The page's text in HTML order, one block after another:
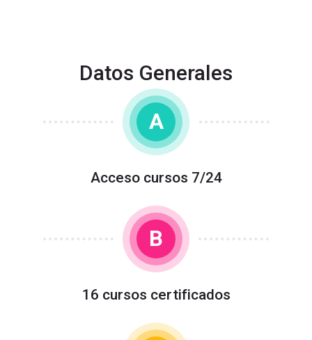
Datos Generales
A
Acceso cursos 7/24
B
16 cursos certificados